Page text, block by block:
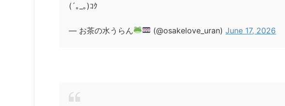
(´｡_｡)ｺｸ
— お茶の水うらん (@osakelove_uran)June 17, 2026